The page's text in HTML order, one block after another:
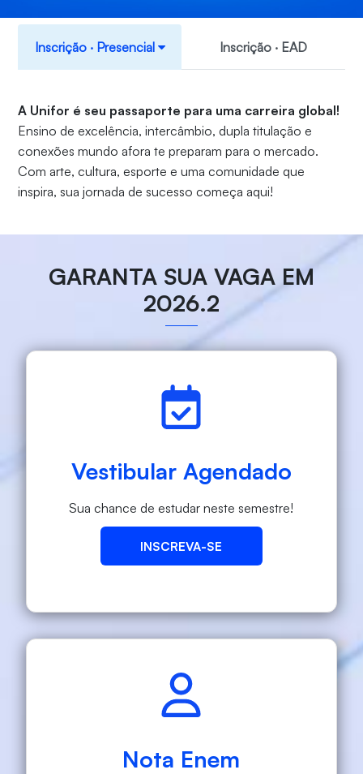
Inscrição ‧ Presencial Inscrição ‧ EAD
A Unifor é seu passaporte para uma carreira global!
Ensino de excelência, intercâmbio, dupla titulação e
conexões mundo afora te preparam para o mercado.
Com arte, cultura, esporte e uma comunidade que
inspira, sua jornada de sucesso começa aqui!
GARANTA SUA VAGA EM
2026.2
Vestibular Agendado
Sua chance de estudar neste semestre!
INSCREVA-SE
Nota Enem